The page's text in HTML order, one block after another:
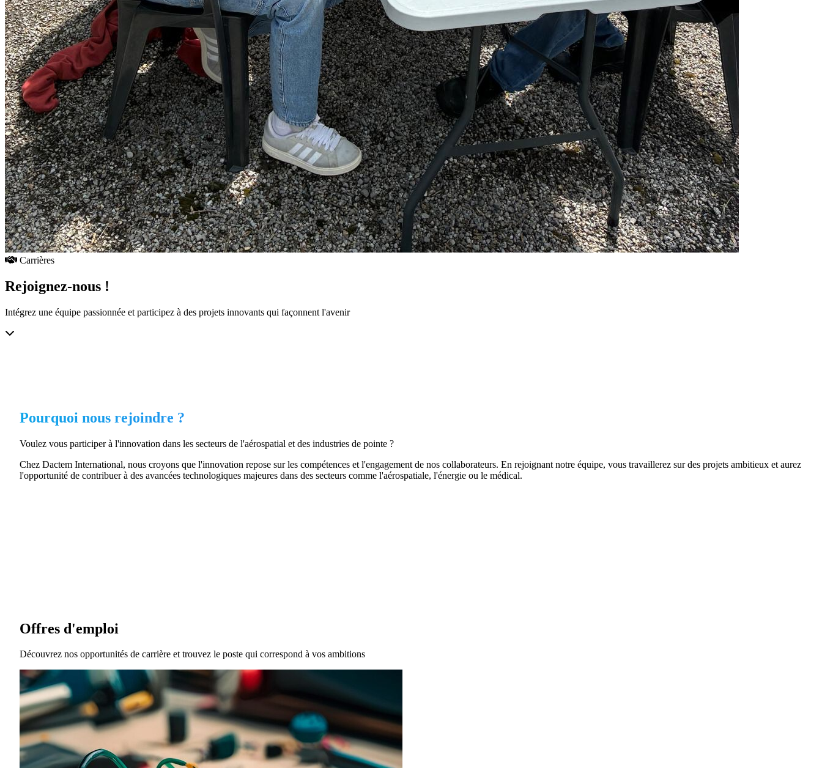
Carrières
Rejoignez-nous !
Intégrez une équipe passionnée et participez à des projets innovants qui façonnent l'avenir
Pourquoi nous rejoindre ?
Voulez vous participer à l'innovation dans les secteurs de l'aérospatial et des industries de pointe ?
Chez Dactem International, nous croyons que l'innovation repose sur les compétences et l'engagement de nos collaborateurs. En rejoignant notre équipe, vous travaillerez sur des projets ambitieux et aurez
l'opportunité de contribuer à des avancées technologiques majeures dans des secteurs comme l'aérospatiale, l'énergie ou le médical.
Offres d'emploi
Découvrez nos opportunités de carrière et trouvez le poste qui correspond à vos ambitions